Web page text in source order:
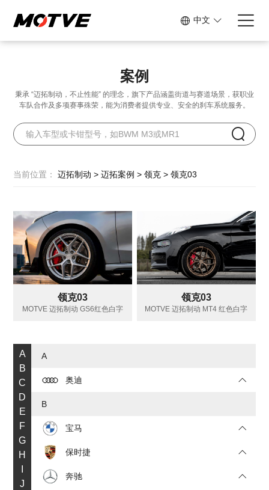
中文
案例
秉承 “迈拓制动，不止性能” 的理念，旗下产品涵盖街道与赛道场景， 获职业
车队合作及多项赛事殊荣，能为消费者提供专业、安全的刹车系统服务。
当前位置：迈拓制动 > 迈拓案例 > 领克 > 领克03
领克03
MOTVE 迈拓制动 GS6红色白字
领克03
MOTVE 迈拓制动 MT4 红色白字
A
B
C
D
E
F
G
H
J
A
奥迪
B
宝马
保时捷
奔驰